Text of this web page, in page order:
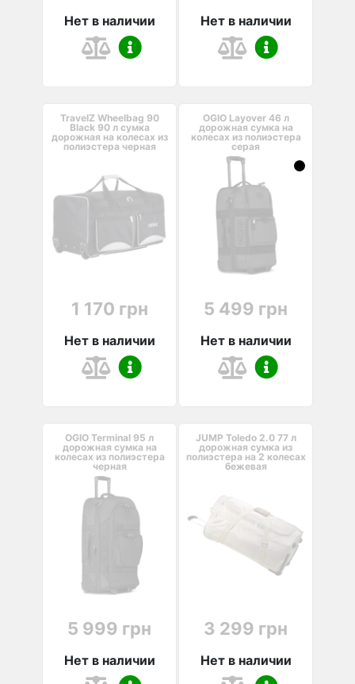
Нет в наличии Нет в наличии
TravelZ Wheelbag 90
Black 90 л сумка
дорожная на колесах из
полиэстера черная
1 170 грн
Нет в наличии
OGIO Layover 46 л
дорожная сумка на
колесах из полиэстера
серая
5 499 грн
Нет в наличии
OGIO Terminal 95 л
дорожная сумка на
колесах из полиэстера
черная
5 999 грн
Нет в наличии
JUMP Toledo 2.0 77 л
дорожная сумка из
полиэстера на 2 колесах
бежевая
3 299 грн
Нет в наличии